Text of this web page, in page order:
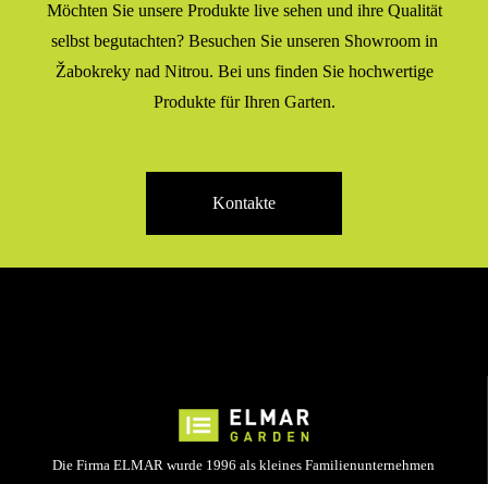
Möchten Sie unsere Produkte live sehen und ihre Qualität
selbst begutachten? Besuchen Sie unseren Showroom in
Žabokreky nad Nitrou. Bei uns finden Sie hochwertige
Produkte für Ihren Garten.
Kontakte
Die Firma ELMAR wurde 1996 als kleines Familienunternehmen